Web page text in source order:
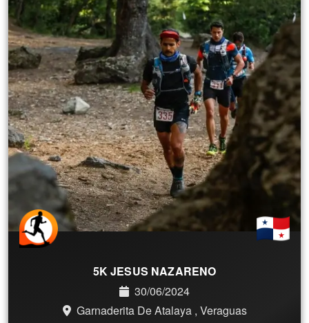
5K JESUS NAZARENO
30/06/2024
Garnaderita De Atalaya , Veraguas